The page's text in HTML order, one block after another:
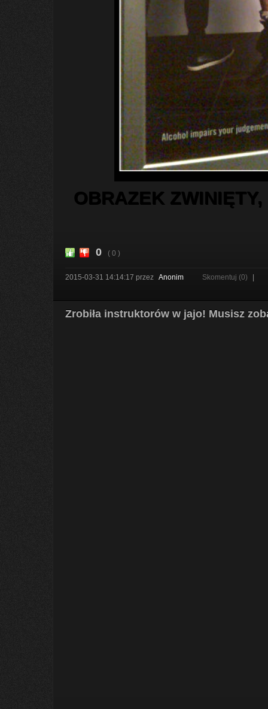
OBRAZEK
0 ( 0 )
2015-03-31 14:14:17 przez Anonim Skomentuj (0)
Zrobiła instruktorów w jajo! Musisz